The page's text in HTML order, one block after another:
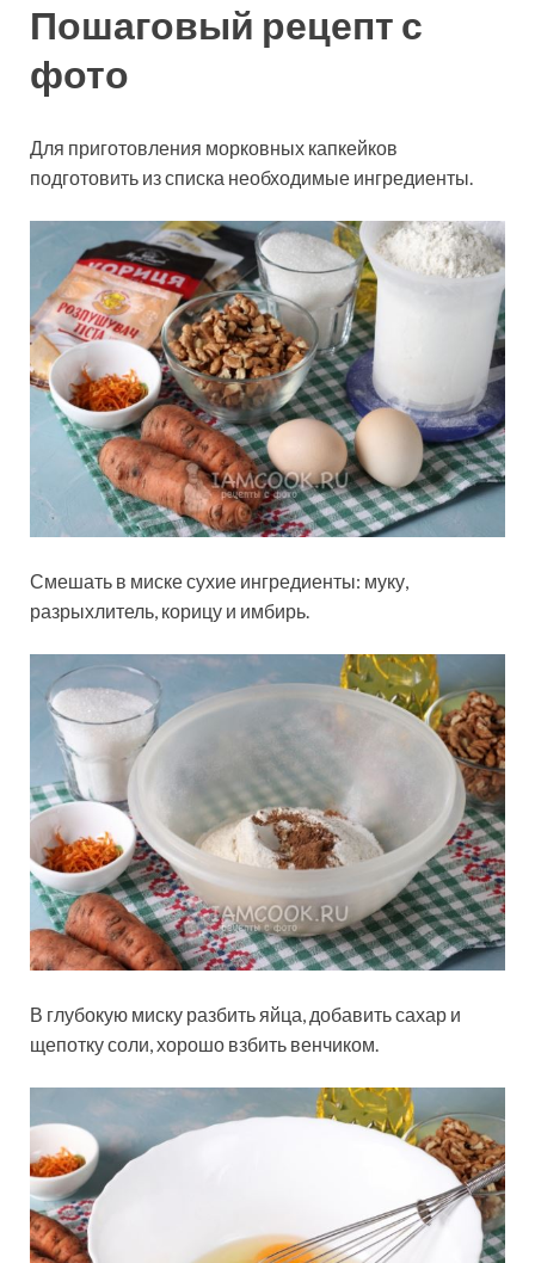
Пошаговый рецепт с
фото
Для приготовления морковных капкейков
подготовить из списка необходимые ингредиенты.
Смешать в миске сухие ингредиенты: муку,
разрыхлитель, корицу и имбирь.
В глубокую миску разбить яйца, добавить сахар и
щепотку соли, хорошо взбить венчиком.